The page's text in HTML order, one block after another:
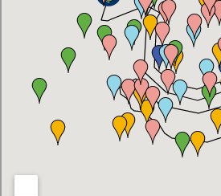
Tarieven
Lidmaatschap
Bedrijfsuitjes op het water!
Alle evenementen